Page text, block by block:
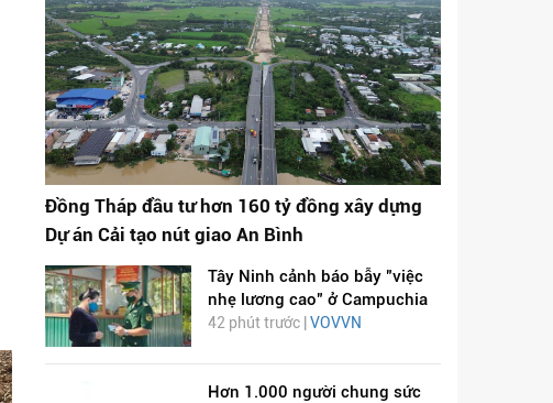
Đồng Tháp đầu tư hơn 160 tỷ đồng xây dựng
Dự án Cải tạo nút giao An Bình
Tây Ninh cảnh báo bẫy "việc
nhẹ lương cao" ở Campuchia
42 phút trước |VOVVN
Hơn 1.000 người chung sức